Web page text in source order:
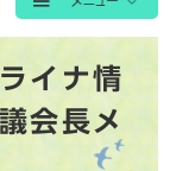
イナ情
会長メ